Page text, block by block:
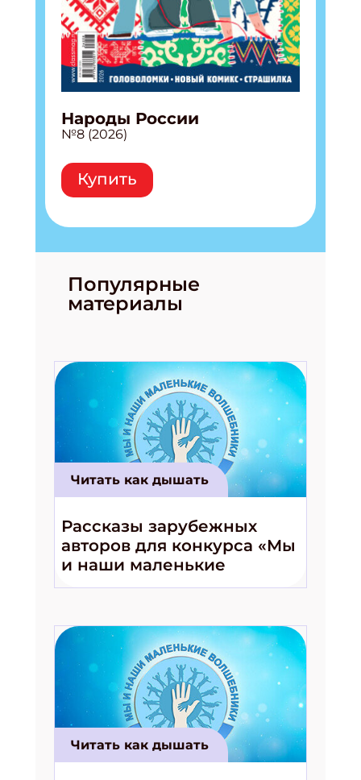
Народы России
№8 (2026)
Купить
Популярные
материалы
Читать как дышать
Рассказы зарубежных
авторов для конкурса «Мы
и наши маленькие
волшебники!»
Читать как дышать